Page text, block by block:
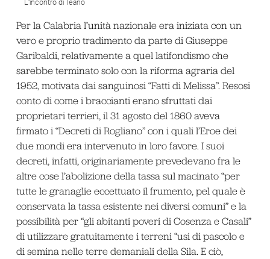
L’incontro di Teano
Per la Calabria l’unità nazionale era iniziata con un
vero e proprio tradimento da parte di Giuseppe
Garibaldi, relativamente a quel latifondismo che
sarebbe terminato solo con la riforma agraria del
1952, motivata dai sanguinosi “Fatti di Melissa”. Resosi
conto di come i braccianti erano sfruttati dai
proprietari terrieri, il 31 agosto del 1860 aveva
firmato i “Decreti di Rogliano” con i quali l’Eroe dei
due mondi era intervenuto in loro favore. I suoi
decreti, infatti, originariamente prevedevano fra le
altre cose l’abolizione della tassa sul macinato “per
tutte le granaglie eccettuato il frumento, pel quale è
conservata la tassa esistente nei diversi comuni” e la
possibilità per “gli abitanti poveri di Cosenza e Casali”
di utilizzare gratuitamente i terreni “usi di pascolo e
di semina nelle terre demaniali della Sila. E ciò,